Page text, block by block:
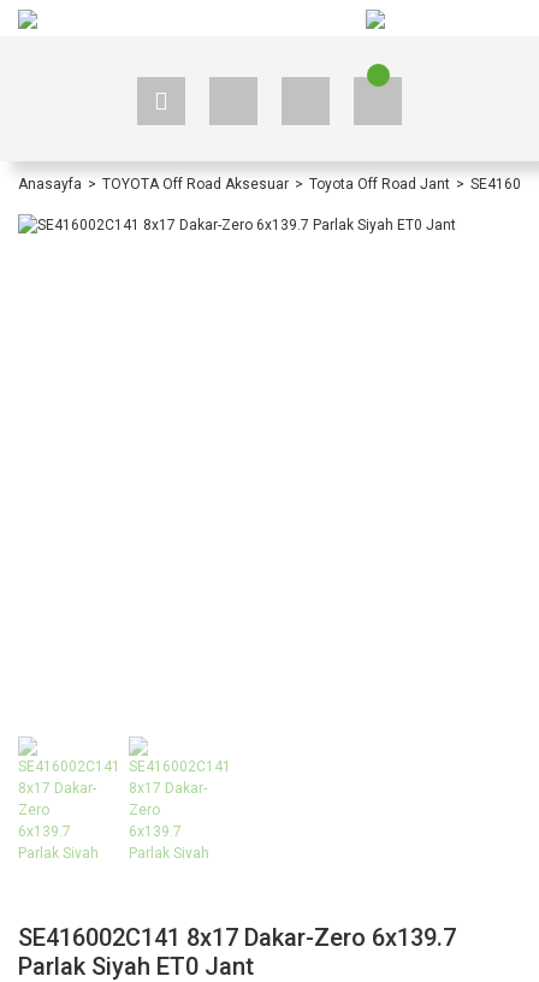
Anasayfa TOYOTA Off Road Aksesuar Toyota Off Road Jant
SE416002C141 8x17 Dakar-Zero 6x139.7
Parlak Siyah ET0 Jant